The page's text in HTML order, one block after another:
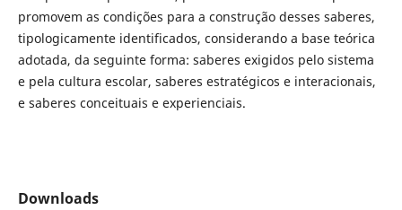
promovem as condições para a construção desses saberes,
tipologicamente identificados, considerando a base teórica
adotada, da seguinte forma: saberes exigidos pelo sistema
e pela cultura escolar, saberes estratégicos e interacionais,
e saberes conceituais e experienciais.
Downloads